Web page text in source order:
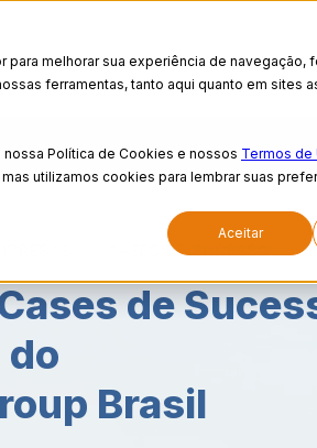
melhorar sua experiência de navegação,
ferramentas, tanto aqui quanto em sites
Política de Cookies e nossos Termos de
utilizamos cookies para lembrar suas
Aceitar
CASES DE SUCESSO
de
do
Brasil